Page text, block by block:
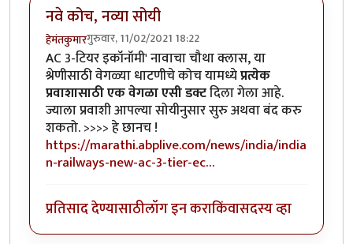
नवे कोच, नव्या सोयी
हेमंतकुमारगुरुवार, 11/02/2021 18:22
AC 3-टियर इकॉनॉमी' नावाचा चौथा क्लास, या
श्रेणीसाठी वेगळ्या धाटणीचे कोच यामध्येप्रत्येक
प्रवाशासाठी एक वेगळा एसी डक्टदिला गेला आहे.
ज्याला प्रवाशी आपल्या सोयीनुसार सुरु अथवा बंद करु
शकतो. >>>> हे छानच !
https://marathi.abplive.com/news/india/india
n-railways-new-ac-3-tier-ec…
प्रतिसाद देण्यासाठीलॉग इन कराकिंवासदस्य व्हा